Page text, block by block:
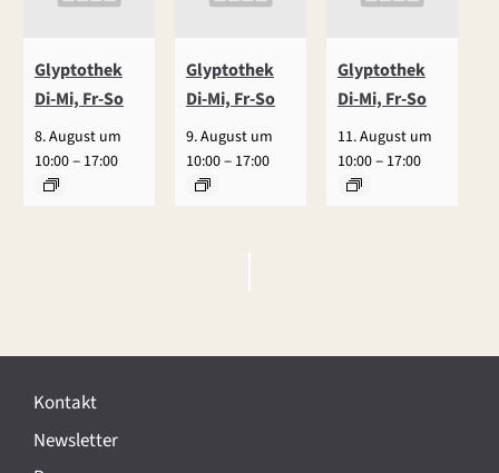
Glyptothek
Di-Mi, Fr-So
8. August um
10:00– 17:00
Glyptothek
Di-Mi, Fr-So
9. August um
10:00– 17:00
Glyptothek
Di-Mi, Fr-So
11. August um
10:00– 17:00
e
a
n
Kontakt
Newsletter